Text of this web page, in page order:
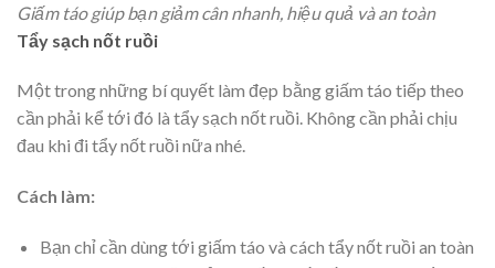
Giấm táo giúp bạn giảm cân nhanh, hiệu quả và an toàn
Tẩy sạch nốt ruồi
Một trong những bí quyết làm đẹp bằng giấm táo tiếp theo
cần phải kể tới đó là tẩy sạch nốt ruồi. Không cần phải chịu
đau khi đi tẩy nốt ruồi nữa nhé.
Cách làm:
Bạn chỉ cần dùng tới giấm táo và cách tẩy nốt ruồi an toàn